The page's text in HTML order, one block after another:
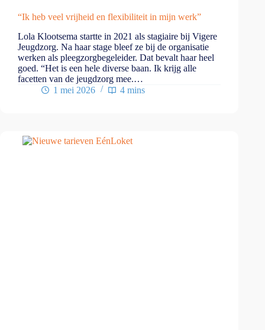
“Ik heb veel vrijheid en flexibiliteit in mijn werk”
Lola Klootsema startte in 2021 als stagiaire bij Vigere
Jeugdzorg. Na haar stage bleef ze bij de organisatie
werken als pleegzorgbegeleider. Dat bevalt haar heel
goed. “Het is een hele diverse baan. Ik krijg alle
facetten van de jeugdzorg mee.…
1 mei 2026
4 mins